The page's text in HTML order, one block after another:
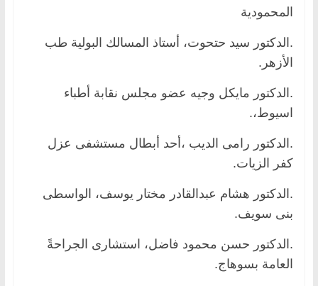
المحمودية
.الدكتور سيد حتحوت، أستاذ المسالك البولية طب
الأزهر.
.الدكتور مايكل وجيه عضو مجلس نقابة أطباء
اسيوط،.
.الدكتور رامى الديب ،أحد أبطال مستشفى عزل
كفر الزيات.
.الدكتور هشام عبدالقادر مختار يوسف، الواسطى
بنى سويف.
.الدكتور حسن محمود فاضل، استشارى الجراحةً
العامة بسوهاج.